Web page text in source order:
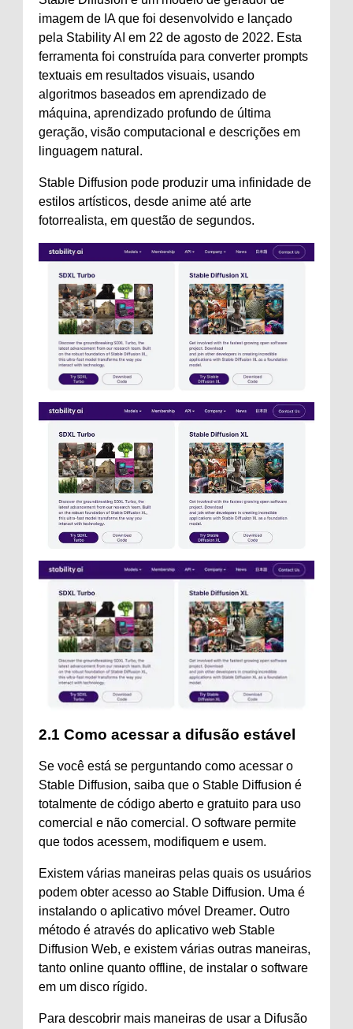
imagem de IA que foi desenvolvido e lançado
pela Stability AI em 22 de agosto de 2022. Esta
ferramenta foi construída para converter prompts
textuais em resultados visuais, usando
algoritmos baseados em aprendizado de
máquina, aprendizado profundo de última
geração, visão computacional e descrições em
linguagem natural.
Stable Diffusion pode produzir uma infinidade de
estilos artísticos, desde anime até arte
fotorrealista, em questão de segundos.
2.1 Como acessar a difusão estável
Se você está se perguntando como acessar o
Stable Diffusion, saiba que o Stable Diffusion é
totalmente de código aberto e gratuito para uso
comercial e não comercial. O software permite
que todos acessem, modifiquem e usem.
Existem várias maneiras pelas quais os usuários
podem obter acesso ao Stable Diffusion. Uma é
instalando o aplicativo móvel Dreamer. Outro
método é através do aplicativo web Stable
Diffusion Web, e existem várias outras maneiras,
tanto online quanto offline, de instalar o software
em um disco rígido.
Para descobrir mais maneiras de usar a Difusão